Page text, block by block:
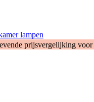
lampen
prijsvergelijking